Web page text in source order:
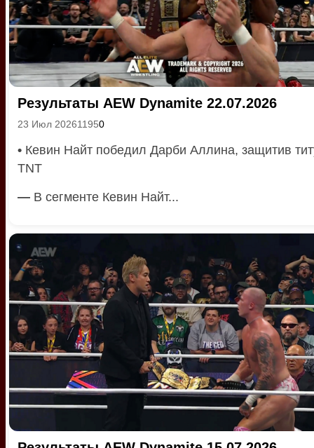
Результаты AEW Dynamite 22.07.2026
23 Июл 202611950
• Кевин Найт победил Дарби Аллина, защитив
TNT
— В сегменте Кевин Найт...